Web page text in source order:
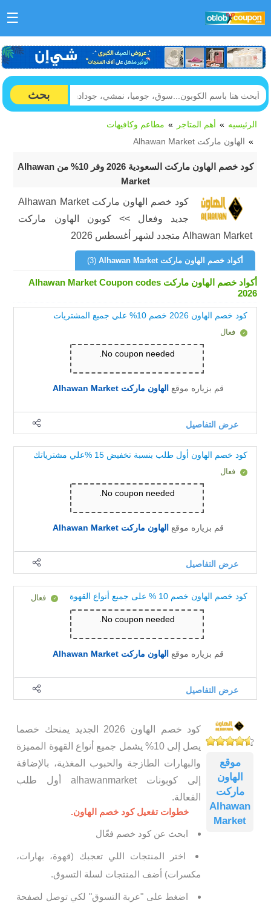
☰
بحث
الرئيسيه أهم المتاجر
مطاعم وكافيهات
الهاون ماركت Alhawan Market
كود خصم الهاون ماركت السعودية 2026 وفر 10% من Alhawan
Market
كود خصم الهاون ماركت Alhawan Market
جديد وفعال >> كوبون الهاون ماركت
Alhawan Market متجدد لشهر أغسطس 2026
أكواد خصم الهاون ماركت Alhawan Market (3)
أكواد خصم الهاون ماركت Alhawan Market Coupon codes
2026
كود خصم الهاون 2026 خصم 10% علي جميع المشتريات
فعال
No coupon needed.
قم بزياره موقع الهاون ماركت Alhawan Market
عرض التفاصيل
كود خصم الهاون أول طلب بنسبة تخفيض 15 %علي مشترياتك
فعال
No coupon needed.
قم بزياره موقع الهاون ماركت Alhawan Market
عرض التفاصيل
كود خصم الهاون خصم 10 % على جميع أنواع القهوة فعال
No coupon needed.
قم بزياره موقع الهاون ماركت Alhawan Market
عرض التفاصيل
موقع
الهاون
ماركت
Alhawan
Market
كود خصم الهاون 2026 الجديد يمنحك خصما
يصل إلى 10% يشمل جميع أنواع القهوة المميزة
والبهارات الطازجة والحبوب المغذية، بالإضافة
إلى كوبونات alhawanmarket أول طلب
الفعالة.
خطوات تفعيل كود خصم الهاون.
ابحث عن كود خصم فعّال
اختر المنتجات اللي تعجبك (قهوة، بهارات،
مكسرات) أضف المنتجات لسلة التسوق.
اضغط على "عربة التسوق" لكي توصل لصفحة